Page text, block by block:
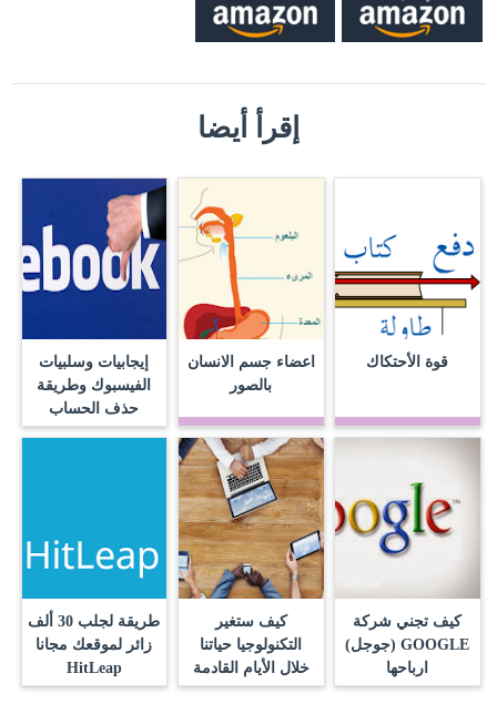
إقرأ أيضا
قوة الأحتكاك
اعضاء جسم الانسان
بالصور
إيجابيات وسلبيات
الفيسبوك وطريقة
حذف الحساب
كيف تجني شركة
GOOGLE (جوجل)
ارباحها
كيف ستغير
التكنولوجيا حياتنا
خلال الأيام القادمة
طريقة لجلب 30 ألف
زائر لموقعك مجانا
HitLeap